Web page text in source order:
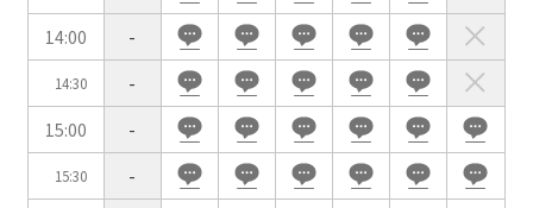
14:00
-
14:30
-
15:00
-
15:30
-
天井高3.5ｍ以上
窓があり開放感のある
会場
喫煙所あり
大型スクリーンあり
控室あり
4t車以上荷捌きあり
裏導線あり
時間貸し駐車場あり
専有回線(NURO)あり